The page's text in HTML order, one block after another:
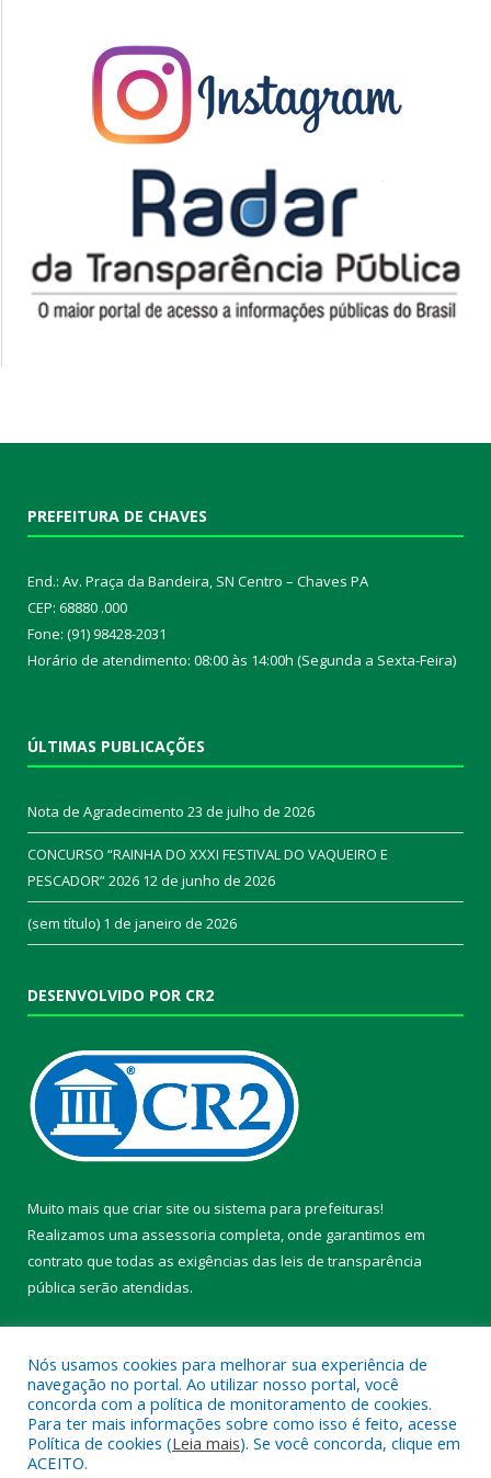
PREFEITURA DE CHAVES
End.: Av. Praça da Bandeira, SN Centro – Chaves PA
CEP: 68880 .000
Fone: (91) 98428-2031
Horário de atendimento: 08:00 às 14:00h (Segunda a Sexta-Feira)
ÚLTIMAS PUBLICAÇÕES
Nota de Agradecimento 23 de julho de 2026
CONCURSO “RAINHA DO XXXI FESTIVAL DO VAQUEIRO E
PESCADOR” 2026 12 de junho de 2026
(sem título) 1 de janeiro de 2026
DESENVOLVIDO POR CR2
Muito mais que criar site ou sistema para prefeituras!
Realizamos uma assessoria completa, onde garantimos em
contrato que todas as exigências das leis de transparência
pública serão atendidas.
Todos os direitos reservados a Prefeitura Municipal de Chaves.
Nós usamos cookies para melhorar sua experiência de
navegação no portal. Ao utilizar nosso portal, você
concorda com a política de monitoramento de cookies.
Para ter mais informações sobre como isso é feito, acesse
Política de cookies (Leia mais). Se você concorda, clique em
ACEITO.